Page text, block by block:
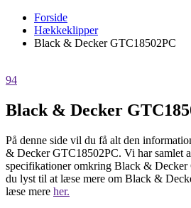
Forside
Hækkeklipper
Black & Decker GTC18502PC
94
Black & Decker
På denne side vil du få alt den
& Decker GTC18502PC. Vi har samlet
specifikationer omkring Black &
du lyst til at læse mere om Black &
læse mere her.